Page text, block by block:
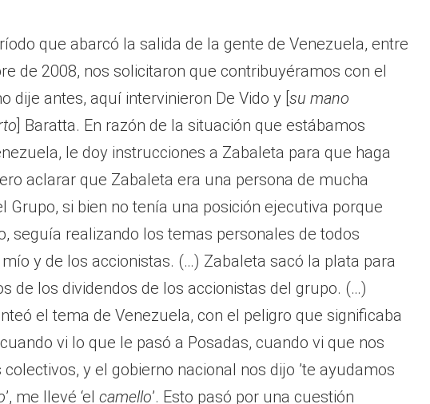
que abarcó la salida de la gente de Venezuela, entre
de 2008, nos solicitaron que contribuyéramos con el
dije antes, aquí intervinieron De Vido y [ su mano
] Baratta. En razón de la situación que estábamos
le doy instrucciones a Zabaleta para que haga
aclarar que Zabaleta era una persona de mucha
Grupo, si bien no tenía una posición ejecutiva porque
seguía realizando los temas personales de todos
y de los accionistas. (…) Zabaleta sacó la plata para
de los dividendos de los accionistas del grupo. (…)
el tema de Venezuela, con el peligro que significaba
vi lo que le pasó a Posadas, cuando vi que nos
y el gobierno nacional nos dijo ’te ayudamos
’, me llevé ‘el camello’. Esto pasó por una cuestión